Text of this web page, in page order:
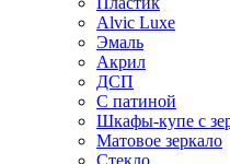
Alvic Luxe
Эмаль
Акрил
ДСП
С патиной
Шкафы-купе с
Матовое зеркало
Стекло